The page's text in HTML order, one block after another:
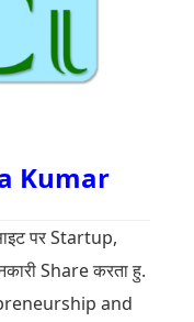
Kumar
पर Startup,
Share करता हु.
and